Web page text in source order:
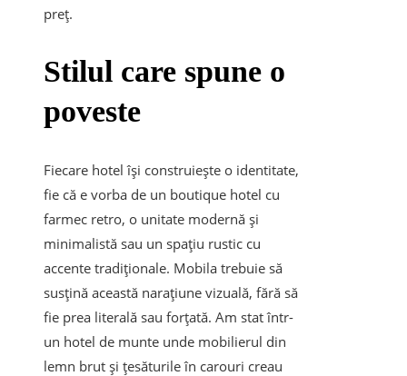
preț.
Stilul care spune o
poveste
Fiecare hotel își construiește o identitate,
fie că e vorba de un boutique hotel cu
farmec retro, o unitate modernă și
minimalistă sau un spațiu rustic cu
accente tradiționale. Mobila trebuie să
susțină această narațiune vizuală, fără să
fie prea literală sau forțată. Am stat într-
un hotel de munte unde mobilierul din
lemn brut și țesăturile în carouri creau